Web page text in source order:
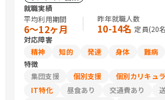
就職実績
平均利用期間
6〜12ヶ月
昨年就職人数
10-14名 定員(20
対応障害
精神
知的 発達 身体
難病
特徴
集団支援
個別支援 個別カリキュ
IT特化
昼食あり 交通費あり